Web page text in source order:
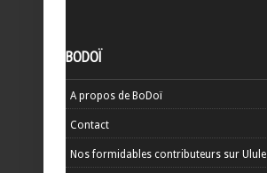
BODOÏ
A propos de BoDoï
Contact
Nos formidables contributeurs sur Ulule